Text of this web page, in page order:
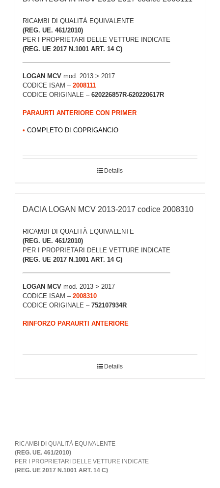
RICAMBI DI QUALITÀ EQUIVALENTE
(REG. UE. 461/2010)
PER I PROPRIETARI DELLE VETTURE INDICATE
(REG. UE 2017 N.1001 ART. 14 C)
LOGAN MCV mod. 2013 > 2017
CODICE ISAM – 2008111
CODICE ORIGINALE – 620226857R-620220617R
PARAURTI ANTERIORE CON PRIMER
• COMPLETO DI COPRIGANCIO
Details
DACIA LOGAN MCV 2013-2017 codice 2008310
RICAMBI DI QUALITÀ EQUIVALENTE
(REG. UE. 461/2010)
PER I PROPRIETARI DELLE VETTURE INDICATE
(REG. UE 2017 N.1001 ART. 14 C)
LOGAN MCV mod. 2013 > 2017
CODICE ISAM – 2008310
CODICE ORIGINALE – 752107934R
RINFORZO PARAURTI ANTERIORE
Details
RICAMBI DI QUALITÀ EQUIVALENTE
(REG. UE. 461/2010)
PER I PROPRIETARI DELLE VETTURE INDICATE
(REG. UE 2017 N.1001 ART. 14 C)